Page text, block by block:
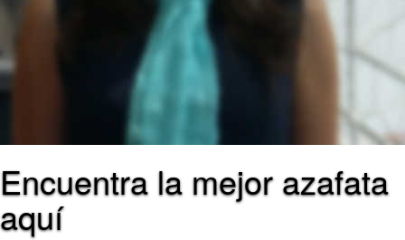
Encuentra la mejor azafata
aquí